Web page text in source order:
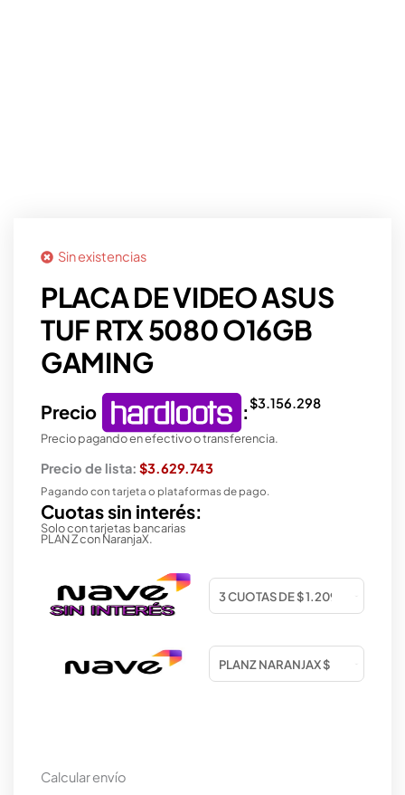
Sin existencias
PLACA DE VIDEO ASUS
TUF RTX 5080 O16GB
GAMING
Precio :$3.156.298
Precio pagando en efectivo o transferencia.
Precio de lista: $3.629.743
Pagando con tarjeta o plataformas de pago.
Cuotas sin interés:
Solo con tarjetas bancarias
PLAN Z con NaranjaX.
Calcular envío